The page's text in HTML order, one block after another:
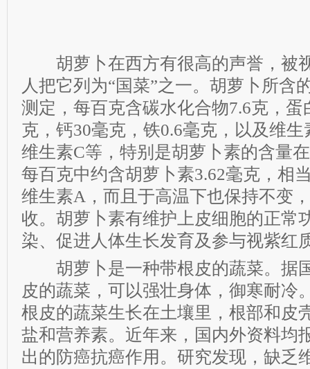
胡萝卜在西方有很高的声誉，被
人把它列为“国菜”之一。胡萝卜所含
测定，每百克含碳水化合物7.6克，蛋
克，钙30毫克，铁0.6毫克，以及维
维生素C等，特别是胡萝卜素的含量
每百克中约含胡萝卜素3.62毫克，相
维生素A，而且于高温下也保持不变
收。胡萝卜素有维护上皮细胞的正常
染、促进人体生长发育及参与视紫红
胡萝卜是一种带根皮的蔬菜。据
皮的蔬菜，可以强壮身体，御寒耐冷
根皮的蔬菜生长在土壤里，根部和皮
盐和营养素。近年来，国内外资料均
出的防癌抗癌作用。研究发现，缺乏